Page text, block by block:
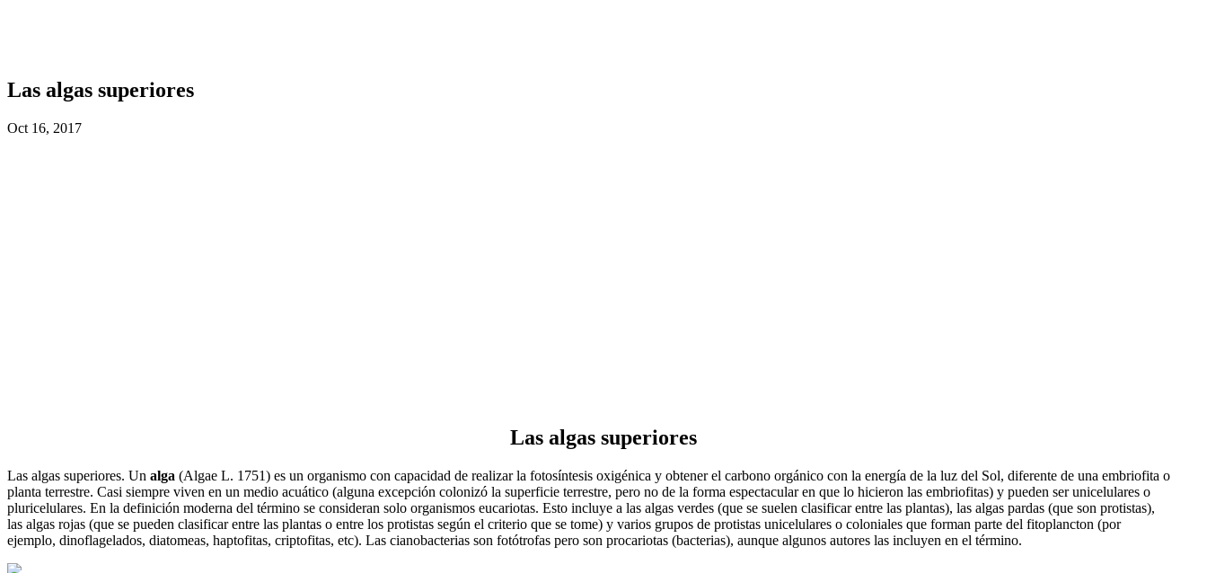
Las algas superiores
Oct 16, 2017
Las algas superiores
Las algas superiores. Un alga (Algae L. 1751) es un organismo con capacidad de realizar la fotosíntesis oxigénica y obtener el carbono orgánico con la energía de la luz del Sol, diferente de una embriofita o
planta terrestre. Casi siempre viven en un medio acuático (alguna excepción colonizó la superficie terrestre, pero no de la forma espectacular en que lo hicieron las embriofitas) y pueden ser unicelulares o
pluricelulares. En la definición moderna del término se consideran solo organismos eucariotas. Esto incluye a las algas verdes (que se suelen clasificar entre las plantas), las algas pardas (que son protistas),
las algas rojas (que se pueden clasificar entre las plantas o entre los protistas según el criterio que se tome) y varios grupos de protistas unicelulares o coloniales que forman parte del fitoplancton (por
ejemplo, dinoflagelados, diatomeas, haptofitas, criptofitas, etc). Las cianobacterias son fotótrofas pero son procariotas (bacterias), aunque algunos autores las incluyen en el término.